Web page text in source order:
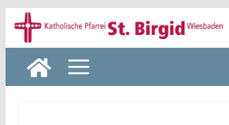
Zum
Inhalt
springen